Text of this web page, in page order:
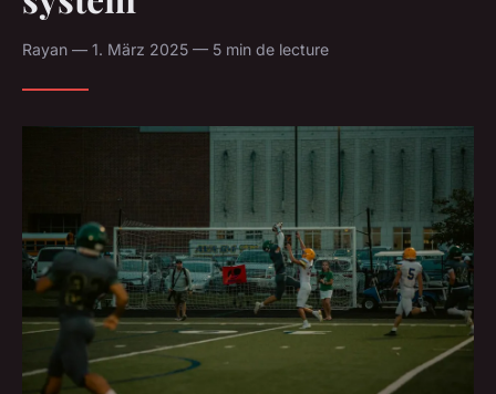
Rayan — 1. März 2025 — 5 min de lecture